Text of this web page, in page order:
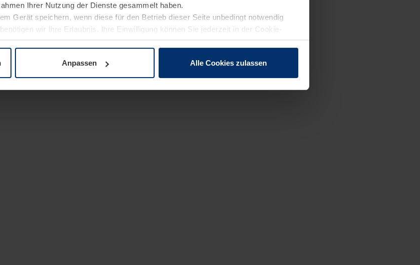
Ihrer Nutzung der Dienste gesammelt haben.
Gerät speichern, wenn diese für den Betrieb dieser Seite unbedingt notwendig
wir Ihre Erlaubnis. Ihre Einwilligung können Sie jederzeit in der Cookie-
unserer Website ändern oder widerrufen.
Anpassen Alle Cookies zulassen